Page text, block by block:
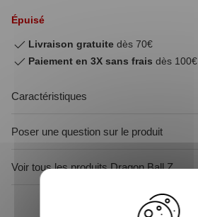
Épuisé
Livraison gratuite dès 70€
Paiement en 3X sans frais dès 100€
Caractéristiques
Poser une question sur le produit
Voir tous les produits Dragon Ball Z